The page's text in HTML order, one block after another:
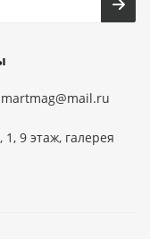
1, 9 этаж, галерея